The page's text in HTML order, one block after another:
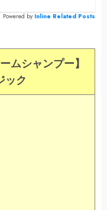
Powered by Inline Related Posts
ムシャンプー】
ック